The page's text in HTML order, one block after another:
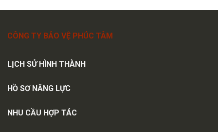
CÔNG TY BẢO VỆ PHÚC TÂM
LỊCH SỬ HÌNH THÀNH
HỒ SƠ NĂNG LỰC
NHU CẦU HỢP TÁC